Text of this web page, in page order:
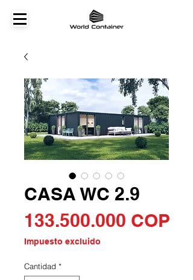
CASA WC 2.9
133.500.000 COP
Impuesto excluido
Cantidad *